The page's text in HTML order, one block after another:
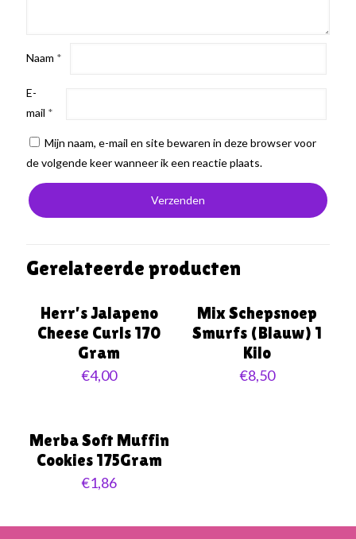
Naam *
E-
mail *
Mijn naam, e-mail en site bewaren in deze browser voor
de volgende keer wanneer ik een reactie plaats.
Gerelateerde producten
Herr’s Jalapeno
Cheese Curls 170
Gram
€4,00
Mix Schepsnoep
Smurfs (Blauw) 1
Kilo
€8,50
Merba Soft Muffin
Cookies 175Gram
€1,86